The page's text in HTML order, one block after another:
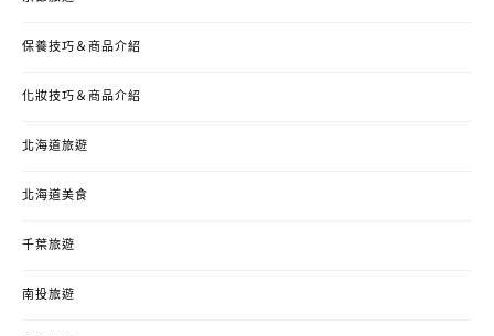
保養技巧＆商品介紹
化妝技巧＆商品介紹
北海道旅遊
北海道美食
千葉旅遊
南投旅遊